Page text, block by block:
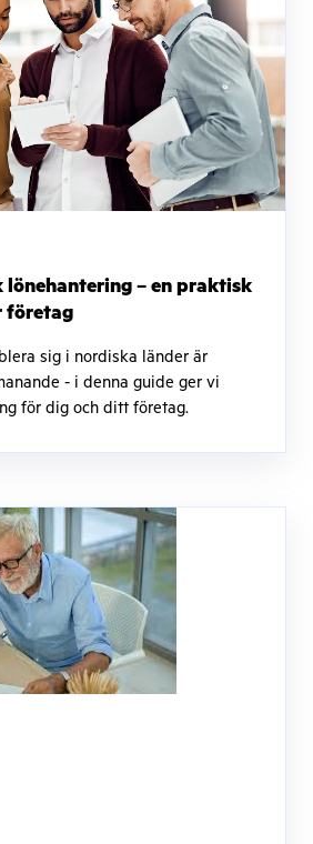
lönehantering – en praktisk
företag
sig i nordiska länder är
- i denna guide ger vi
för dig och ditt företag.